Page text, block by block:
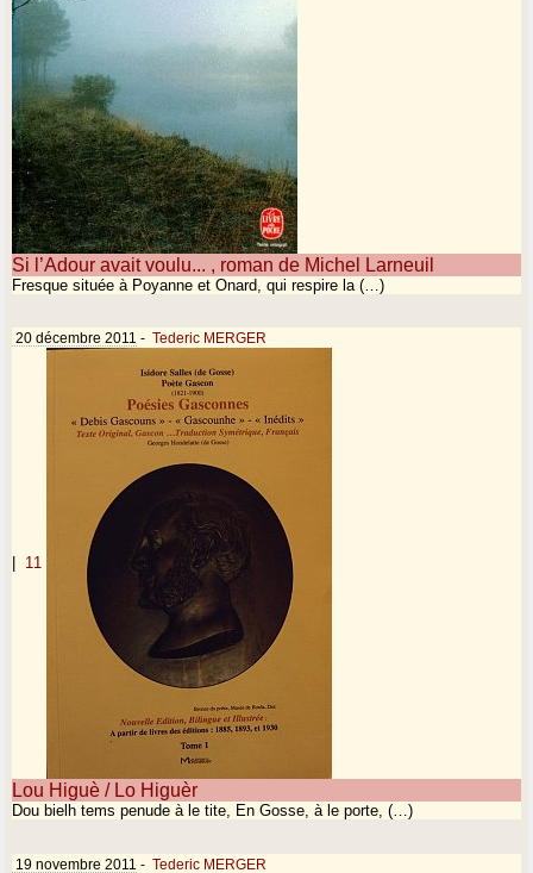
Si l’Adour avait voulu... , roman de Michel Larneuil
Fresque située à Poyanne et Onard, qui respire la (…)
20 décembre 2011 - Tederic MERGER
11
Lou Higuè / Lo Higuèr
Dou bielh tems penude à le tite, En Gosse, à le porte, (…)
19 novembre 2011 - Tederic MERGER